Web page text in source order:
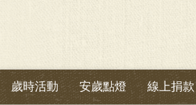
歲時活動 安歲點燈 線上捐款